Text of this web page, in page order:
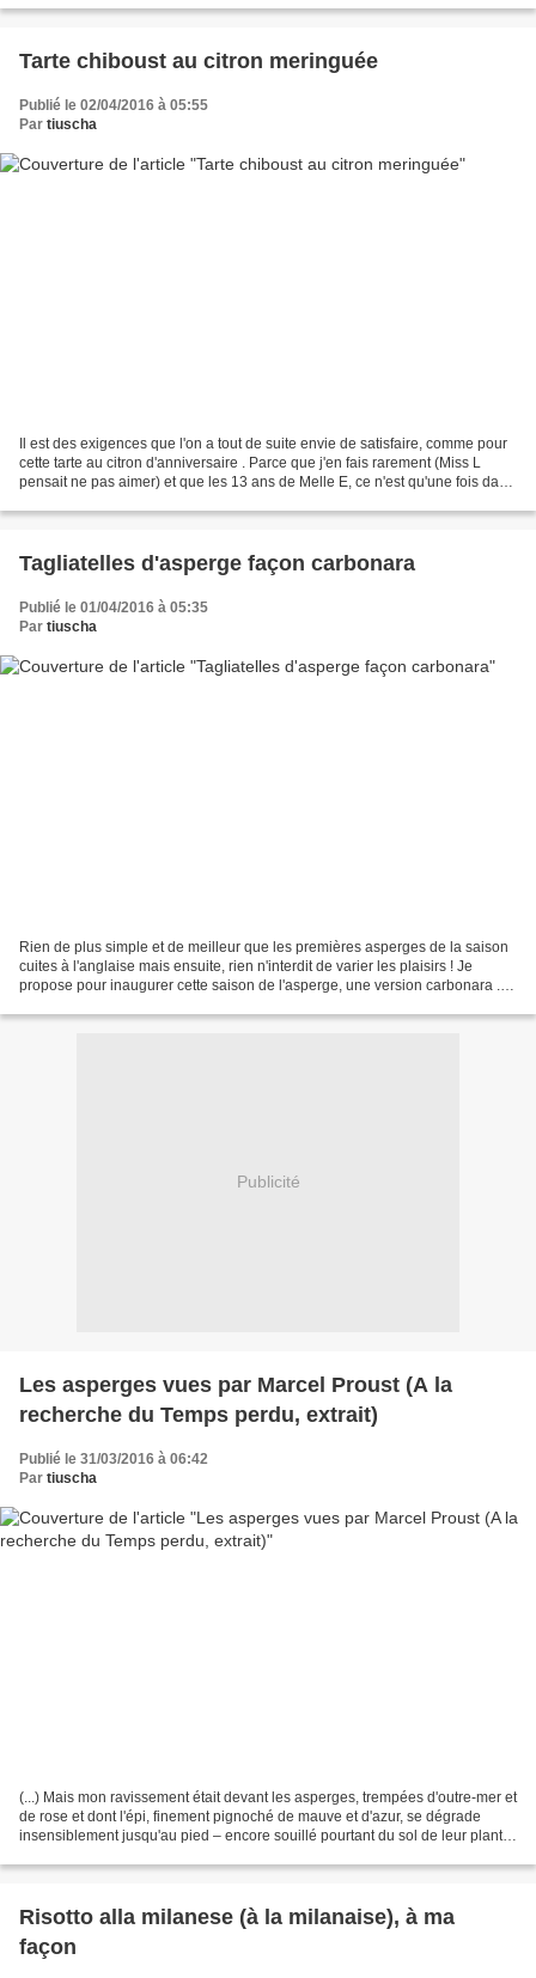
Tarte chiboust au citron meringuée
Publié le 02/04/2016 à 05:55
Par tiuscha
Il est des exigences que l'on a tout de suite envie de satisfaire, comme pour
cette tarte au citron d'anniversaire . Parce que j'en fais rarement (Miss L
pensait ne pas aimer) et que les 13 ans de Melle E, ce n'est qu'une fois dans
Tagliatelles d'asperge façon carbonara
Publié le 01/04/2016 à 05:35
Par tiuscha
Rien de plus simple et de meilleur que les premières asperges de la saison
cuites à l'anglaise mais ensuite, rien n'interdit de varier les plaisirs ! Je
propose pour inaugurer cette saison de l'asperge, une version carbonara .
Publicité
Les asperges vues par Marcel Proust (A la
recherche du Temps perdu, extrait)
Publié le 31/03/2016 à 06:42
Par tiuscha
(...) Mais mon ravissement était devant les asperges, trempées d'outre-mer et
de rose et dont l'épi, finement pignoché de mauve et d'azur, se dégrade
insensiblement jusqu'au pied – encore souillé pourtant du sol de leur plant –
Risotto alla milanese (à la milanaise), à ma
façon